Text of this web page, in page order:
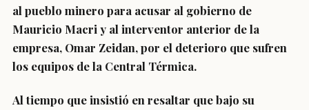
al pueblo minero para acusar al gobierno de
Mauricio Macri y al interventor anterior de la
empresa, Omar Zeidan, por el deterioro que sufren
los equipos de la Central Térmica.
Al tiempo que insistió en resaltar que bajo su